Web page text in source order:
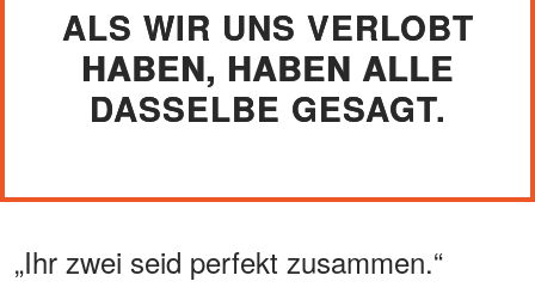
ALS WIR UNS VERLOBT
HABEN, HABEN ALLE
DASSELBE GESAGT.
„Ihr zwei seid perfekt zusammen.“